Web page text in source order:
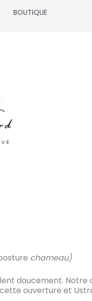
BOUTIQUE
chameau)
doucement. Notre
ouverture et